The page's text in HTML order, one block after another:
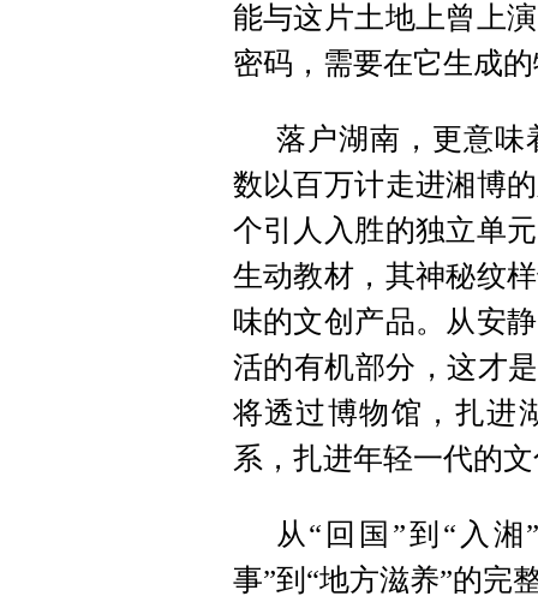
能与这片土地上曾上
密码，需要在它生成
落户湖南，更意味
数以百万计走进湘博
个引人入胜的独立单
生动教材，其神秘纹
味的文创产品。从安
活的有机部分，这才
将透过博物馆，扎进
系，扎进年轻一代的
从“回国”到“入
事”到“地方滋养”的完